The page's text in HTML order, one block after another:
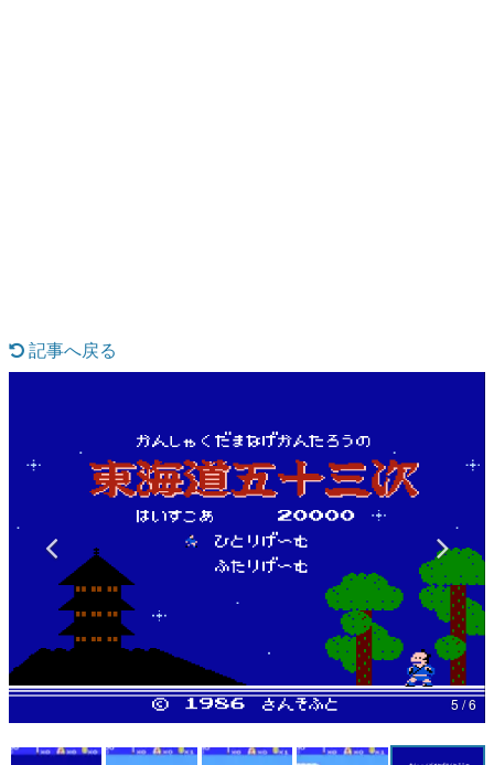
ゲーム開発者・hamatsu氏がゲームの魅力を画面や操作の
具体的な形から解き明かしていく、硬派で骨太な評論連載
です。
ゲームが変えた日本語
「経験値」「裏技」「ラスボス」… ゲームにまつわる言葉
の起源や用法の変遷を、コンピューター文化史研究家・タ
イニーP氏が徹底調査。
カテゴリ
特集記事
マンガ
記事へ戻る
5 / 6